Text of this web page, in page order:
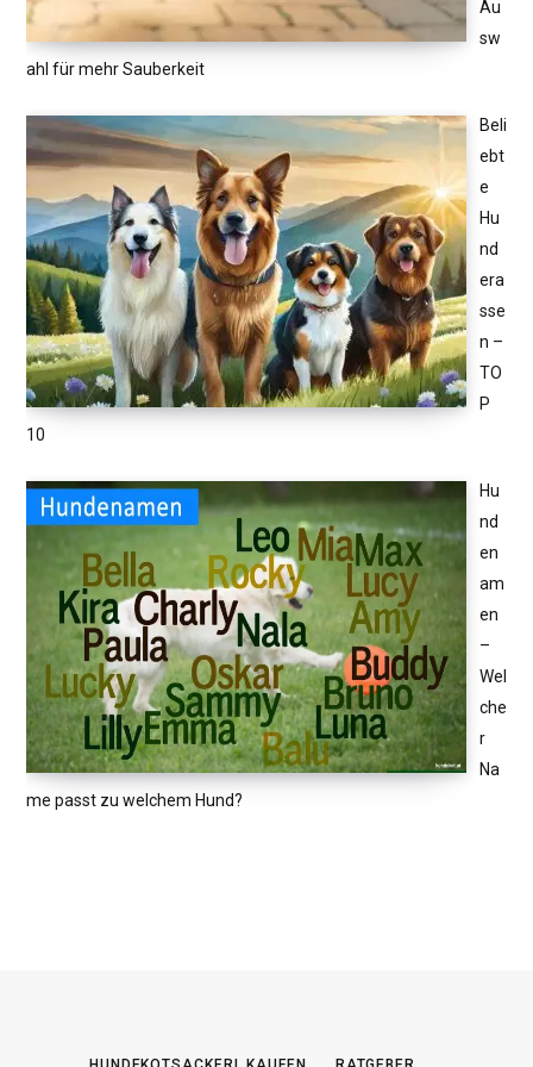
Au
sw
ahl für mehr Sauberkeit
Beli
ebt
e
Hu
nd
era
sse
n –
TO
P
10
Hu
nd
en
am
en
–
Wel
che
r
Na
me passt zu welchem Hund?